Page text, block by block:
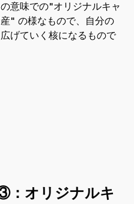
意味での"オリジナルキャ
" の様なもので、自分の
げていく核になるもので
：オリジナルキ